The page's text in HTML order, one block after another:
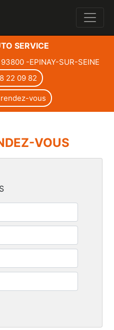
SERVICE
-EPINAY-SUR-SEINE
22 09 82
vous
VOUS